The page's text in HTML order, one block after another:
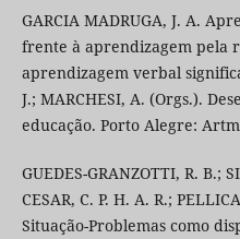
GARCIA MADRUGA, J. A.
frente à aprendizagem pela
aprendizagem verbal
J.; MARCHESI, A. (Orgs.).
educação. Porto Alegre:
GUEDES-GRANZOTTI, R. B.;
CESAR, C. P. H. A. R.;
Situação-Problemas como